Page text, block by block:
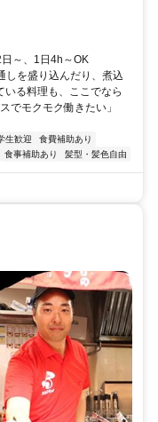
～、1日4h～OK
しを盛り込んだり、煮込
る料理も、ここでなら
でモクモク働きたい」
生歓迎
食費補助あり
食事補助あり 髪型・髪色自由